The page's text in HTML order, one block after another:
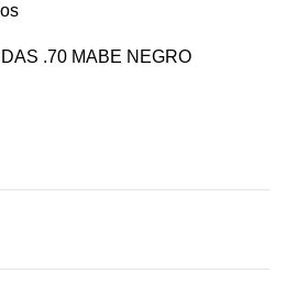
.70 MABE NEGRO